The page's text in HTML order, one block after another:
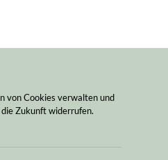
von Cookies verwalten und
Zukunft widerrufen.